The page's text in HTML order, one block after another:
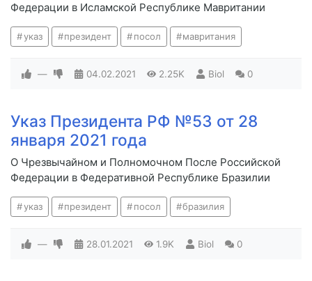
Федерации в Исламской Республике Мавритании
указ президент посол мавритания
— 04.02.2021 2.25K Biol 0
Указ Президента РФ №53 от 28
января 2021 года
О Чрезвычайном и Полномочном После Российской
Федерации в Федеративной Республике Бразилии
указ президент посол бразилия
— 28.01.2021 1.9K Biol 0